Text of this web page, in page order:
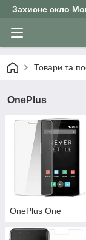
Захисне скло
Товари та
OnePlus
OnePlus One